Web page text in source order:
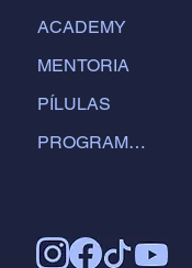
ACADEMY
MENTORIA
PÍLULAS
PROGRAMAS DE ESTUDOS